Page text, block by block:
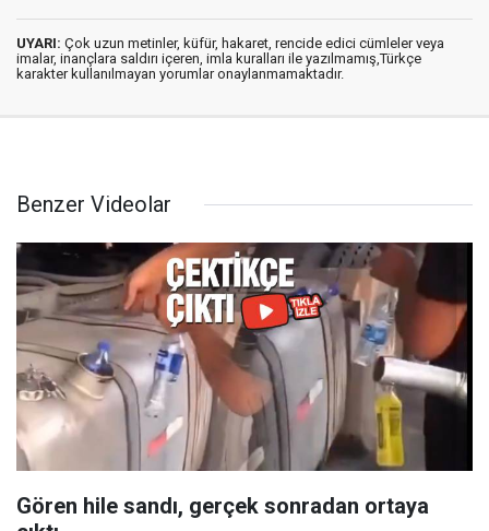
UYARI: Çok uzun metinler, küfür, hakaret, rencide edici cümleler veya
imalar, inançlara saldırı içeren, imla kuralları ile yazılmamış,Türkçe
karakter kullanılmayan yorumlar onaylanmamaktadır.
Benzer Videolar
Gören hile sandı, gerçek sonradan ortaya